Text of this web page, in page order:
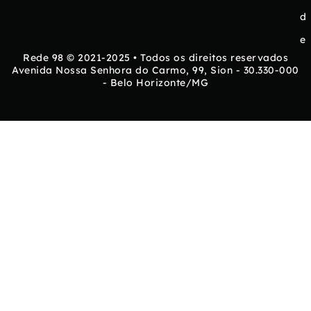
d
e
Rede 98 © 2021-2025 • Todos os direitos reservados
Avenida Nossa Senhora do Carmo, 99, Sion - 30.330-000
- Belo Horizonte/MG